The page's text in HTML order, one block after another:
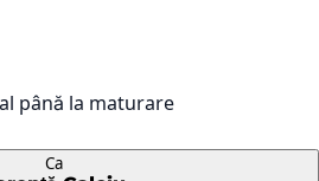
până la maturare
Ca